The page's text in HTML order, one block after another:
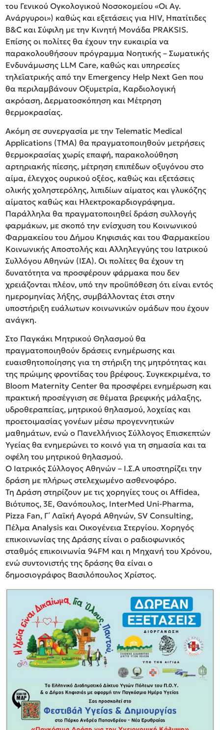
του Γενικού Ογκολογικού Νοσοκομείου «Οι Αγ.
Ανάργυροι») καθώς και εξετάσεις για HIV, Ηπατίτιδες
B&C και Σύφιλη με την Κινητή Μονάδα PRAKSIS.
Επίσης οι πολίτες θα έχουν την ευκαιρία να
παρακολουθήσουν πρόγραμμα Νοητικής – Σωματικής
Ενδυνάμωσης LLM Care, καθώς και υπηρεσίες
τηλεϊατρικής από την Emergency Help Next Gen που
θα περιλαμβάνουν Οξυμετρία, Καρδιολογική
ακρόαση, Δερματοσκόπηση και Μέτρηση
θερμοκρασίας.
Ακόμη σε συνεργασία με την Telematic Medical
Applications (TMA) θα πραγματοποιηθούν μετρήσεις
θερμοκρασίας χωρίς επαφή, παρακολούθηση
αρτηριακής πίεσης, μέτρηση επιπέδων οξυγόνου στο
αίμα, έλεγχος ουρικού οξέος, καθώς και εξετάσεις
ολικής χοληστερόλης, λιπιδίων αίματος και γλυκόζης
αίματος καθώς και Ηλεκτροκαρδιογράφημα.
Παράλληλα θα πραγματοποιηθεί δράση συλλογής
φαρμάκων, με σκοπό την ενίσχυση του Κοινωνικού
Φαρμακείου του Δήμου Κηφισιάς και του Φαρμακείου
Κοινωνικής Αποστολής και Αλληλεγγύης του Ιατρικού
Συλλόγου Αθηνών (ΙΣΑ). Οι πολίτες θα έχουν τη
δυνατότητα να προσφέρουν φάρμακα που δεν
χρειάζονται πλέον, υπό την προϋπόθεση ότι είναι εντός
ημερομηνίας λήξης, συμβάλλοντας έτσι στην
υποστήριξη ευάλωτων κοινωνικών ομάδων που έχουν
ανάγκη.
Στο Παγκάκι Μητρικού Θηλασμού θα
πραγματοποιηθούν δράσεις ενημέρωσης και
ευαισθητοποίησης για τη στήριξη της μητρότητας και
της πρώιμης φροντίδας του βρέφους. Συγκεκριμένα, το
Bloom Maternity Center θα προσφέρει ενημέρωση και
πρακτική προσέγγιση σε θέματα βρεφικής μάλαξης,
υδροθεραπείας, μητρικού θηλασμού, λοχείας και
προετοιμασίας γονέων μέσω προγεννητικών
μαθημάτων, ενώ ο Πανελλήνιος Σύλλογος Επισκεπτών
Υγείας θα ενημερώνει το κοινό για τη σημασία και τα
οφέλη του μητρικού θηλασμού.
Ο Ιατρικός Σύλλογος Αθηνών – Ι.Σ.Α υποστηρίζει την
δράση με πλήρως στελεχωμένο ασθενοφόρο.
Τη Δράση στηρίζουν με τις χορηγίες τους οι Affidea,
Βιότυπος, 3E, Θανόπουλος, InterMed Uni-Pharma,
Pizza Fan, Γ΄ Λαϊκή Αγορά Αθηνών, SV Consulting,
Πέλμα Analysis και Οικογένεια Στεργίου. Χορηγός
επικοινωνίας της Δράσης είναι ο ραδιοφωνικός
σταθμός επικοινωνία 94FM και η Μηχανή του Χρόνου,
ενώ συντονιστής της δράσης θα είναι ο
δημοσιογράφος Βασιλόπουλος Χρίστος.